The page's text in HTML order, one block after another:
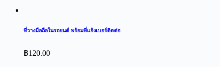
ที่วางมือถือในรถยนต์ พร้อมที่แจ้งเบอร์ติดต่อ
฿120.00